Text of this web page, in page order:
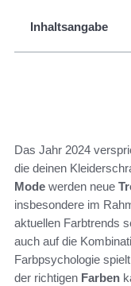
Inhaltsangabe
Das Jahr 2024
die deinen
Mode werden neue
insbesondere im
aktuellen Farbtrends
auch auf die
Farbpsychologie
der richtigen Farben